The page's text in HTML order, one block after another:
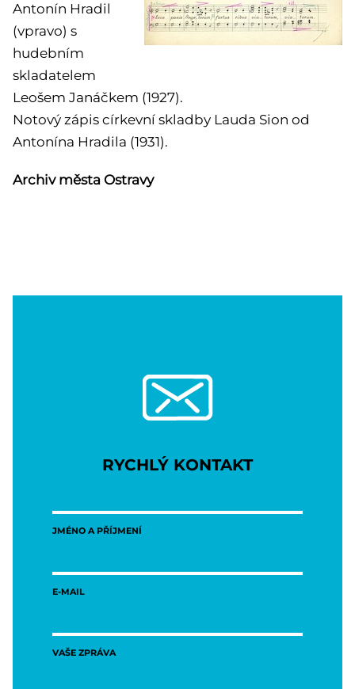
Antonín Hradil
(vpravo) s
hudebním
skladatelem
Leošem Janáčkem (1927).
Notový zápis církevní skladby Lauda Sion od
Antonína Hradila (1931).
Archiv města Ostravy
RYCHLÝ KONTAKT
JMÉNO A PŘÍJMENÍ
E-MAIL
VAŠE ZPRÁVA